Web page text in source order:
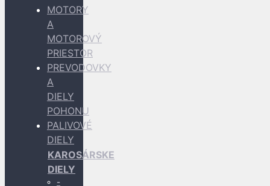
MOTORY
A
MOTOROVÝ
PRIESTOR
PREVODOVKY
A
DIELY
POHONU
PALIVOVÉ
DIELY
KAROSÁRSKE
DIELY